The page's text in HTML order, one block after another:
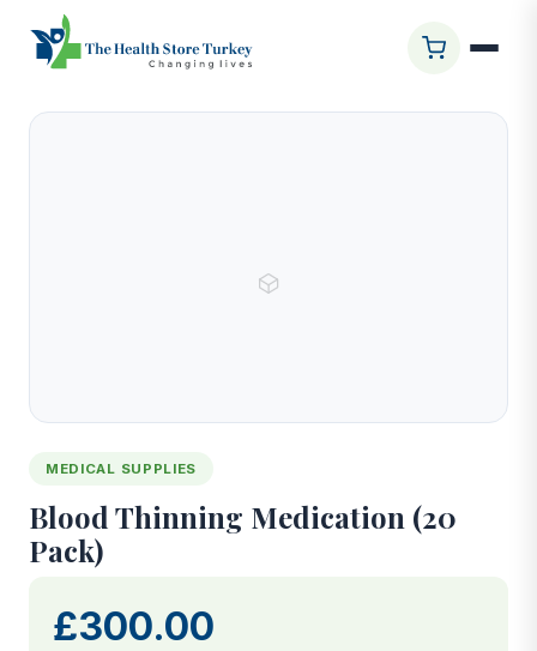
Startseite
MEDICAL SUPPLIES
Blood Thinning Medication (20
Pack)
£300.00